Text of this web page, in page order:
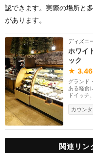
認できます。実際の場所と
があります。
ディズニ
ホワイ
ック
★ 3.46
グランド
ある軽食
ドイッチ
リンク、
カウン
関連リン